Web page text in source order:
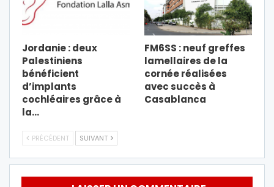
Jordanie : deux
Palestiniens
bénéficient
d’implants
cochléaires grâce à
la…
FM6SS : neuf greffes
lamellaires de la
cornée réalisées
avec succès à
Casablanca
PRÉCÉDENT SUIVANT